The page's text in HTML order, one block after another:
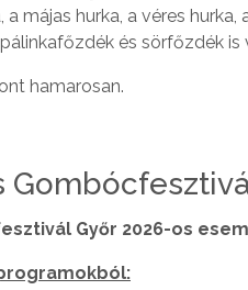
a májas hurka, a véres
és sörfőzdék
hamarosan.
Győr 2026-os